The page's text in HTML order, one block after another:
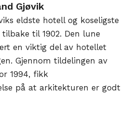
Gjøvik
eldste hotell og koseligste
til 1902. Den lune
en viktig del av hotellet
Gjennom tildelingen av
1994, fikk
på at arkitekturen er godt